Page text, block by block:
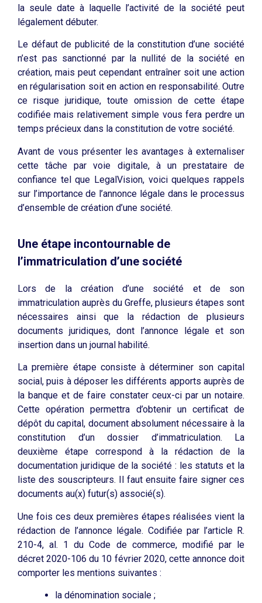
la seule date à laquelle l’activité de la société peut
légalement débuter.
Le défaut de publicité de la constitution d’une société
n’est pas sanctionné par la nullité de la société en
création, mais peut cependant entraîner soit une action
en régularisation soit en action en responsabilité. Outre
ce risque juridique, toute omission de cette étape
codifiée mais relativement simple vous fera perdre un
temps précieux dans la constitution de votre société.
Avant de vous présenter les avantages à externaliser
cette tâche par voie digitale, à un prestataire de
confiance tel que LegalVision, voici quelques rappels
sur l’importance de l’annonce légale dans le processus
d’ensemble de création d’une société.
Une étape incontournable de
l’immatriculation d’une société
Lors de la création d’une société et de son
immatriculation auprès du Greffe, plusieurs étapes sont
nécessaires ainsi que la rédaction de plusieurs
documents juridiques, dont l’annonce légale et son
insertion dans un journal habilité.
La première étape consiste à déterminer son capital
social, puis à déposer les différents apports auprès de
la banque et de faire constater ceux-ci par un notaire.
Cette opération permettra d’obtenir un certificat de
dépôt du capital, document absolument nécessaire à la
constitution d’un dossier d’immatriculation. La
deuxième étape correspond à la rédaction de la
documentation juridique de la société : les statuts et la
liste des souscripteurs. Il faut ensuite faire signer ces
documents au(x) futur(s) associé(s).
Une fois ces deux premières étapes réalisées vient la
rédaction de l’annonce légale. Codifiée par l’article R.
210-4, al. 1 du Code de commerce, modifié par le
décret 2020-106 du 10 février 2020, cette annonce doit
comporter les mentions suivantes :
la dénomination sociale ;